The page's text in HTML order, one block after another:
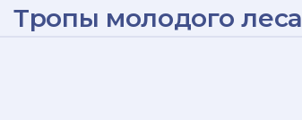
Тропы молодого леса